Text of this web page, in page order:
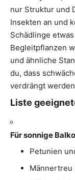
nur Struktur und
Insekten an und
Schädlinge
Begleitpflanzen
und ähnliche
du, dass
verdrängt
Liste
Für sonnige
Petunien
Männertreu